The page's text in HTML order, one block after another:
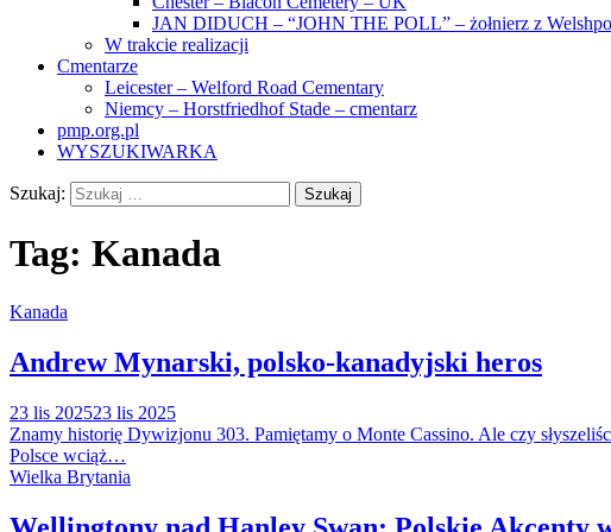
JAN DIDUCH – “JOHN THE POLL” – żołnierz z
W trakcie realizacji
Cmentarze
Leicester – Welford Road Cementary
Niemcy – Horstfriedhof Stade – cmentarz
pmp.org.pl
WYSZUKIWARKA
Szukaj:
Tag: Kanada
Kanada
Andrew Mynarski, polsko-kanadyjski heros
23 lis 202523 lis 2025
Znamy historię Dywizjonu 303. Pamiętamy o Monte Cassino. Ale czy
Polsce wciąż…
Wielka Brytania